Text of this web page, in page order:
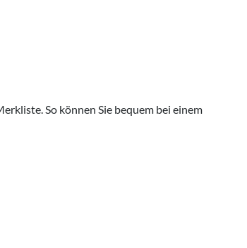
So können Sie bequem bei einem